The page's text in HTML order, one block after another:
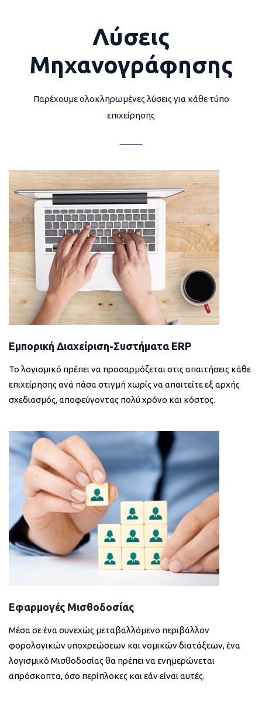
Λύσεις
Μηχανογράφησης
Παρέχουμε ολοκληρωμένες λύσεις για κάθε τύπο
επιχείρησης
Εμπορική Διαχείριση-Συστήματα ERP
Το λογισμικό πρέπει να προσαρμόζεται στις απαιτήσεις κάθε
επιχείρησης ανά πάσα στιγμή χωρίς να απαιτείτε εξ αρχής
σχεδιασμός, αποφεύγοντας πολύ χρόνο και κόστος.
Εφαρμογές Μισθοδοσίας
Μέσα σε ένα συνεχώς μεταβαλλόμενο περιβάλλον
φορολογικών υποχρεώσεων και νομικών διατάξεων, ένα
λογισμικό Μισθοδοσίας θα πρέπει να ενημερώνεται
απρόσκοπτα, όσο περίπλοκες και εάν είναι αυτές.